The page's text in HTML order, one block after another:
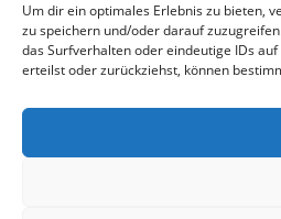
Um dir ein optimales Erlebnis zu bieten,
zu speichern und/oder darauf
das Surfverhalten oder eindeutige IDs
erteilst oder zurückziehst, können